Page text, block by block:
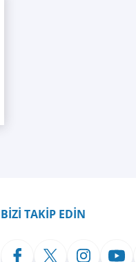
BİZİ TAKİP EDİN